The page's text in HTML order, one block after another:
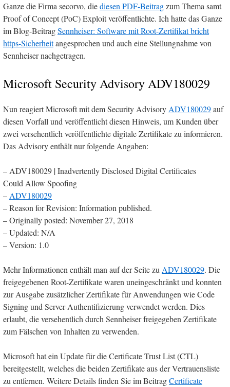
Ganze die Firma secorvo, diediesen PDF-Beitragzum Thema samt
Proof of Concept (PoC) Exploit veröffentlichte. Ich hatte das Ganze
im Blog-BeitragSennheiser: Software mit Root-Zertifikat bricht
https-Sicherheitangesprochen und auch eine Stellungnahme von
Sennheiser nachgetragen.
Microsoft Security Advisory ADV180029
Nun reagiert Microsoft mit dem Security AdvisoryADV180029auf
diesen Vorfall und veröffentlicht diesen Hinweis, um Kunden über
zwei versehentlich veröffentlichte digitale Zertifikate zu informieren.
Das Advisory enthält nur folgende Angaben:
– ADV180029 | Inadvertently Disclosed Digital Certificates
Could Allow Spoofing
–ADV180029
– Reason for Revision: Information published.
– Originally posted: November 27, 2018
– Updated: N/A
– Version: 1.0
Mehr Informationen enthält man auf der Seite zuADV180029. Die
freigegebenen Root-Zertifikate waren uneingeschränkt und konnten
zur Ausgabe zusätzlicher Zertifikate für Anwendungen wie Code
Signing und Server-Authentifizierung verwendet werden. Dies
erlaubt, die versehentlich durch Sennheiser freigegeben Zertifikate
zum Fälschen von Inhalten zu verwenden.
Microsoft hat ein Update für die Certificate Trust List (CTL)
bereitgestellt, welches die beiden Zertifikate aus der Vertrauensliste
zu entfernen. Weitere Details finden Sie im BeitragCertificate